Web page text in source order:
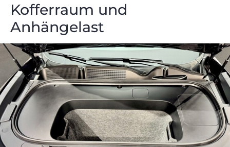
Kofferraum und
Anhängelast